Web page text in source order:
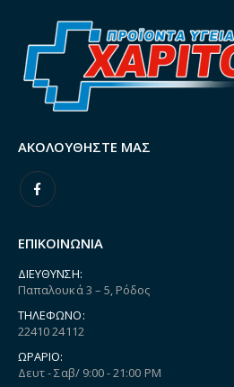
ΑΚΟΛΟΥΘΉΣΤΕ ΜΑΣ
ΕΠΙΚΟΙΝΩΝΙΑ
ΔΙΕΎΘΥΝΣΗ:
Παπαλουκά 3 – 5, Ρόδος
ΤΗΛΈΦΩΝΟ:
22410 24112
ΩΡΆΡΙΟ:
Δευτ - Σαβ/ 9:00 - 21:00 PM